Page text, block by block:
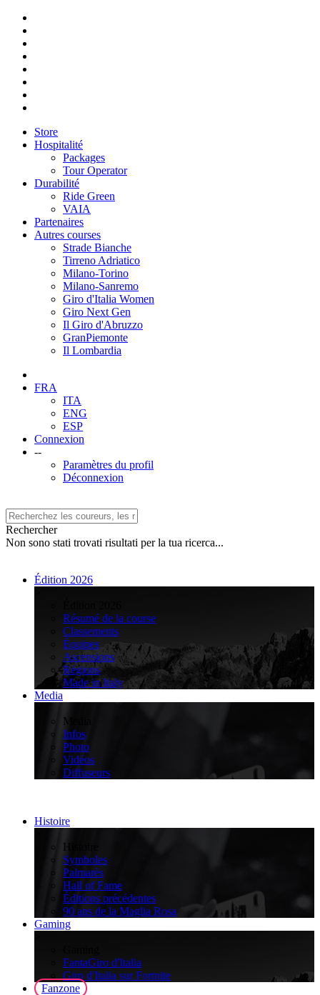
Store
Hospitalité
Packages
Tour Operator
Durabilité
Ride Green
VAIA
Partenaires
Autres courses
Strade Bianche
Tirreno Adriatico
Milano-Torino
Milano-Sanremo
Giro d'Italia Women
Giro Next Gen
Il Giro d'Abruzzo
GranPiemonte
Il Lombardia
FRA
ITA
ENG
ESP
Connexion
--
Paramètres du profil
Déconnexion
Rechercher
Non sono stati trovati risultati per la tua ricerca...
Édition 2026
Résumé de la course
Classements
Équipes
Ascensions
Régions
Made in Italy
Media
Media
Infos
Photo
Vidéos
Diffuseurs
Histoire
Histoire
Symboles
Palmarès
Hall of Fame
Éditions précédentes
90 ans de la Maglia Rosa
Gaming
FantaGiro d'Italia
Giro d'Italia sur Fortnite
Fanzone